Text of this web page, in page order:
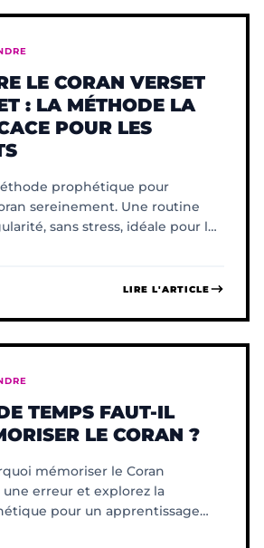
LE CORAN VERSET
: LA MÉTHODE LA
POUR LES
prophétique pour
sereinement. Une routine
sans stress, idéale pour les
LIRE L'ARTICLE
TEMPS FAUT-IL
LE CORAN ?
mémoriser le Coran
erreur et explorez la
pour un apprentissage